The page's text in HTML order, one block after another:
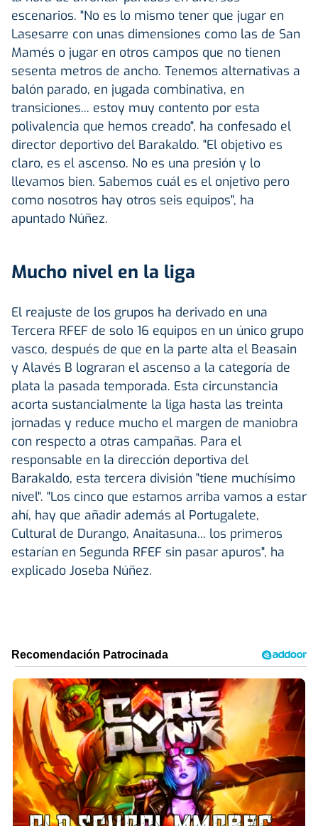
escenarios. "No es lo mismo tener que jugar en
Lasesarre con unas dimensiones como las de San
Mamés o jugar en otros campos que no tienen
sesenta metros de ancho. Tenemos alternativas a
balón parado, en jugada combinativa, en
transiciones... estoy muy contento por esta
polivalencia que hemos creado", ha confesado el
director deportivo del Barakaldo. "El objetivo es
claro, es el ascenso. No es una presión y lo
llevamos bien. Sabemos cuál es el onjetivo pero
como nosotros hay otros seis equipos", ha
apuntado Núñez.
Mucho nivel en la liga
El reajuste de los grupos ha derivado en una
Tercera RFEF de solo 16 equipos en un único grupo
vasco, después de que en la parte alta el Beasain
y Alavés B lograran el ascenso a la categoría de
plata la pasada temporada. Esta circunstancia
acorta sustancialmente la liga hasta las treinta
jornadas y reduce mucho el margen de maniobra
con respecto a otras campañas. Para el
responsable en la dirección deportiva del
Barakaldo, esta tercera división "tiene muchísimo
nivel". "Los cinco que estamos arriba vamos a estar
ahí, hay que añadir además al Portugalete,
Cultural de Durango, Anaitasuna... los primeros
estarían en Segunda RFEF sin pasar apuros", ha
explicado Joseba Núñez.